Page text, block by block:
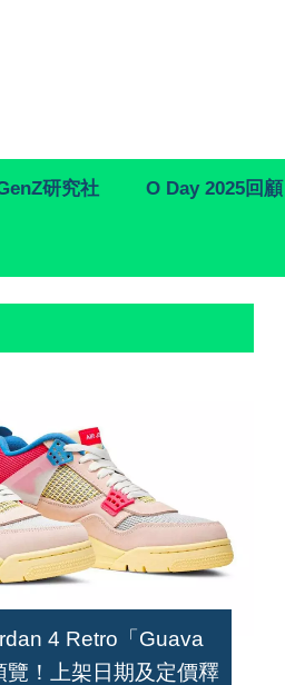
研究社 O Day 2025回顧
4 Retro「Guava
覽！上架日期及定價釋